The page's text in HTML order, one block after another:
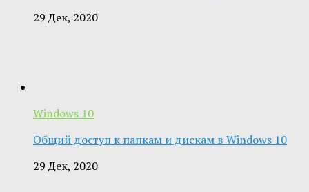
29 Дек, 2020
Windows 10
Общий доступ к папкам и дискам в Windows 10
29 Дек, 2020